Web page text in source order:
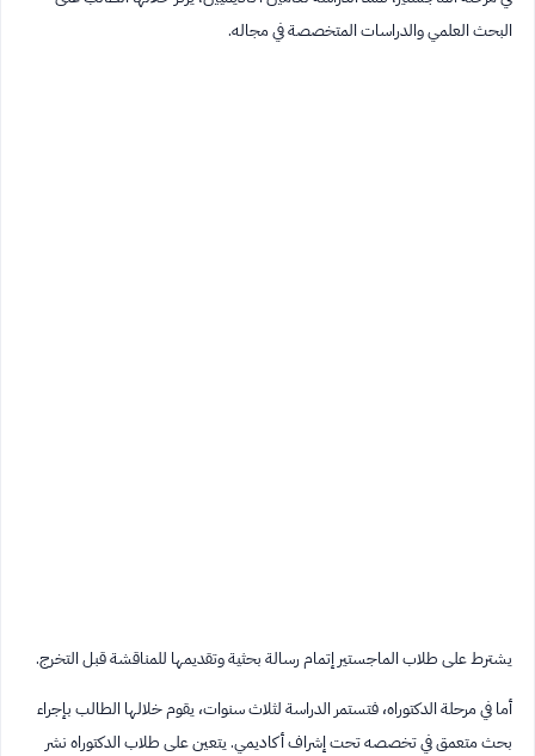
البحث العلمي والدراسات المتخصصة في مجاله.
يشترط على طلاب الماجستير إتمام رسالة بحثية وتقديمها للمناقشة قبل التخرج.
أما في مرحلة الدكتوراه، فتستمر الدراسة لثلاث سنوات، يقوم خلالها الطالب بإجراء
بحث متعمق في تخصصه تحت إشراف أكاديمي. يتعين على طلاب الدكتوراه نشر